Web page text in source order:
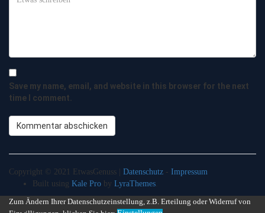
Save my name, email, and website in this browser for the next
time I comment.
Copyright © 2021 EtwasGenuss | Datenschutz - Impressum
Built using Kale Pro by LyraThemes
Zum Ändern Ihrer Datenschutzeinstellung, z.B. Erteilung oder Widerruf von